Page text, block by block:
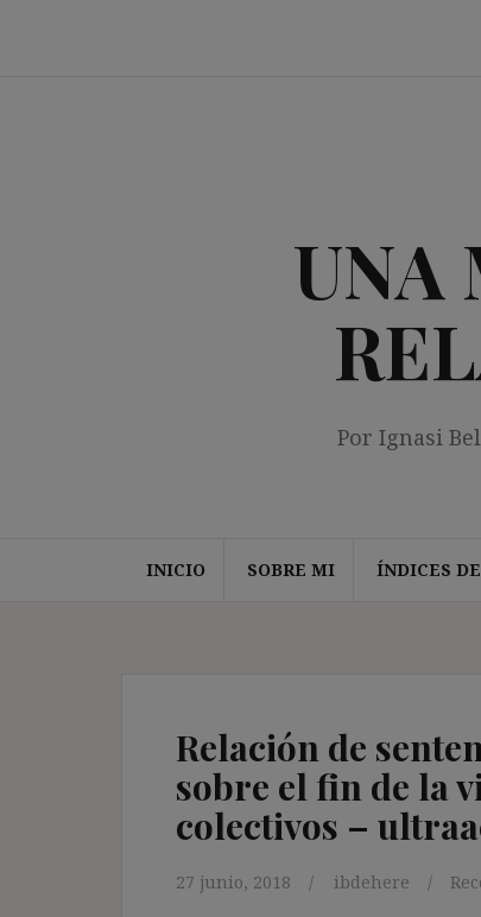
UNA
Por Ignasi
INICIO SOBRE MI ÍNDICES
Relación de
sobre el fin de la
colectivos –
27 junio, 2018 ibdehere